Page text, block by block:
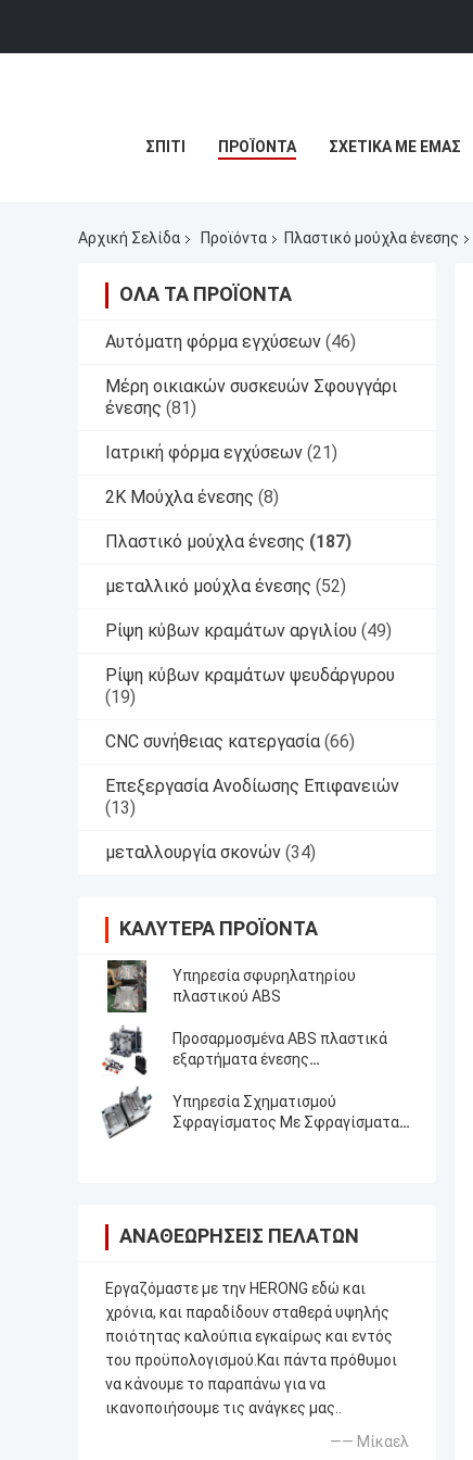
ΣΠΊΤΙ ΠΡΟΪΌΝΤΑ ΣΧΕΤΙΚΆ ΜΕ ΕΜΆΣ
Αρχική Σελίδα Προϊόντα Πλαστικό μούχλα ένεσης
ΌΛΑ ΤΑ ΠΡΟΪΌΝΤΑ
Αυτόματη φόρμα εγχύσεων (46)
Μέρη οικιακών συσκευών Σφουγγάρι
ένεσης (81)
Ιατρική φόρμα εγχύσεων (21)
2K Μούχλα ένεσης (8)
Πλαστικό μούχλα ένεσης (187)
μεταλλικό μούχλα ένεσης (52)
Ρίψη κύβων κραμάτων αργιλίου (49)
Ρίψη κύβων κραμάτων ψευδάργυρου
(19)
CNC συνήθειας κατεργασία (66)
Επεξεργασία Ανοδίωσης Επιφανειών
(13)
μεταλλουργία σκονών (34)
ΚΑΛΎΤΕΡΑ ΠΡΟΪΌΝΤΑ
Υπηρεσία σφυρηλατηρίου
πλαστικού ABS
Προσαρμοσμένα ABS πλαστικά
εξαρτήματα ένεσης
πλαστικών καλούπιων
Υπηρεσία Σχηματισμού
Σφραγίσματος Με Σφραγίσματα
ΑΝΑΘΕΩΡΉΣΕΙΣ ΠΕΛΑΤΏΝ
Εργαζόμαστε με την HERONG εδώ και
χρόνια, και παραδίδουν σταθερά υψηλής
ποιότητας καλούπια εγκαίρως και εντός
του προϋπολογισμού.Και πάντα πρόθυμοι
να κάνουμε το παραπάνω για να
ικανοποιήσουμε τις ανάγκες μας..
—— Μίκαελ